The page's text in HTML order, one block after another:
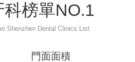
科榜單NO.1
Shenzhen Dental Clinics List
門面面積